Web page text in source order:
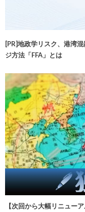
[PR]地政学リスク、港湾
ジ方法「FFA」とは
【次回から大幅リニュー